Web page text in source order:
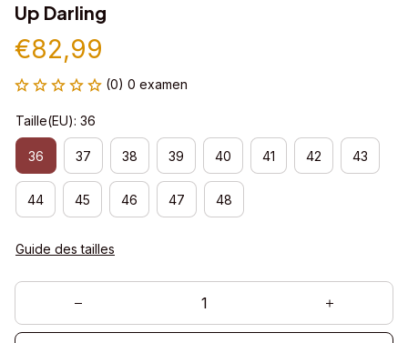
Up Darling
€82,99
(0) 0 examen
Taille(EU): 36
36 37 38 39 40 41 42 43
44 45 46 47 48
Guide des tailles